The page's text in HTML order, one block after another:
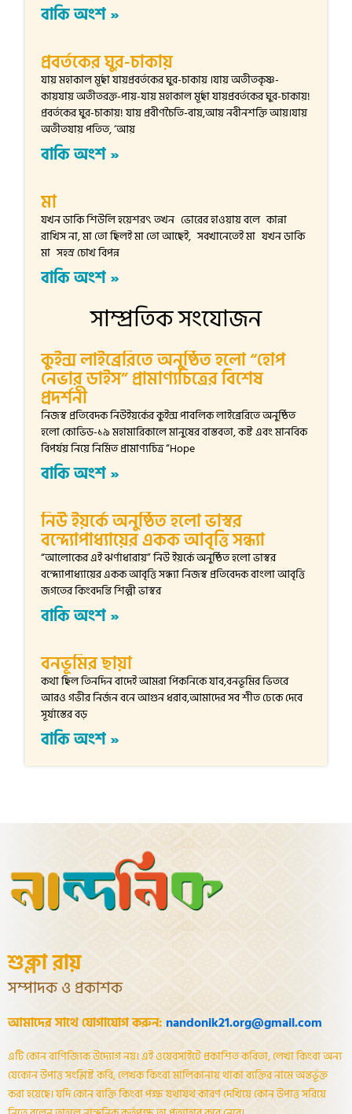
বাকি অংশ »
প্রবর্তকের ঘুর-চাকায়
যায় মহাকাল মূর্ছা যায়প্রবর্তকের ঘুর-চাকায় ।যায় অতীতকৃষ্ণ-
কায়যায় অতীতরক্ত-পায়-যায় মহাকাল মূর্ছা যায়প্রবর্তকের ঘুর-চাকায়!
প্রবর্তকের ঘুর-চাকায়! যায় প্রবীণচৈতি-বায়,আয় নবীনশক্তি আয়।যায়
অতীতযায় পতিত, ‘আয়
বাকি অংশ »
মা
যখন ডাকি শিউলি হয়েশরৎ তখন ভোরের হাওয়ায় বলে কান্না
রাখিস না, মা তো ছিলই মা তো আছেই, সবখানেতেই মা যখন ডাকি
মা সহস্র চোখ বিপন্ন
বাকি অংশ »
সাম্প্রতিক সংযোজন
কুইন্স লাইব্রেরিতে অনুষ্ঠিত হলো “হোপ
নেভার ডাইস” প্রামাণ্যচিত্রের বিশেষ
প্রদর্শনী
নিজস্ব প্রতিবেদক নিউইয়র্কের কুইন্স পাবলিক লাইব্রেরিতে অনুষ্ঠিত
হলো কোভিড-১৯ মহামারিকালে মানুষের বাস্তবতা, কষ্ট এবং মানবিক
বিপর্যয় নিয়ে নির্মিত প্রামাণ্যচিত্র “Hope
বাকি অংশ »
নিউ ইয়র্কে অনুষ্ঠিত হলো ভাস্বর
বন্দ্যোপাধ্যায়ের একক আবৃত্তি সন্ধ্যা
“আলোকের এই ঝর্ণাধারায়” নিউ ইয়র্কে অনুষ্ঠিত হলো ভাস্বর
বন্দ্যোপাধ্যায়ের একক আবৃত্তি সন্ধ্যা নিজস্ব প্রতিবেদক বাংলা আবৃত্তি
জগতের কিংবদন্তি শিল্পী ভাস্বর
বাকি অংশ »
বনভূমির ছায়া
কথা ছিল তিনদিন বাদেই আমরা পিকনিকে যাব,বনভূমির ভিতরে
আরও গভীর নির্জন বনে আগুন ধরাব,আমাদের সব শীত ঢেকে দেবে
সূর্যাস্তের বড়
বাকি অংশ »
শুক্লা রায়
সম্পাদক ও প্রকাশক
আমাদের সাথে যোগাযোগ করুন: nandonik21.org@gmail.com
এটি কোন বাণিজ্যিক উদ্যোগ নয়। এই ওয়েবসাইটে প্রকাশিত কবিতা, লেখা কিংবা অন্য
যেকোন উপাত্ত সংশ্লিষ্ট কবি, লেখক কিংবা মালিকানায় থাকা ব্যক্তির নামে অন্তর্ভূক্ত
করা হয়েছে। যদি কোন ব্যক্তি কিংবা পক্ষ যথাযথ কারণ দেখিয়ে কোন উপাত্ত সরিয়ে